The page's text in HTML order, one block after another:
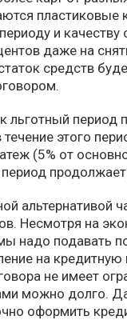
пластиковые
и
даже на
средств
период
этого
(5% от
альтернативой
Несмотря на
надо подавать
на кредитную
не имеет
можно долго.
оформить